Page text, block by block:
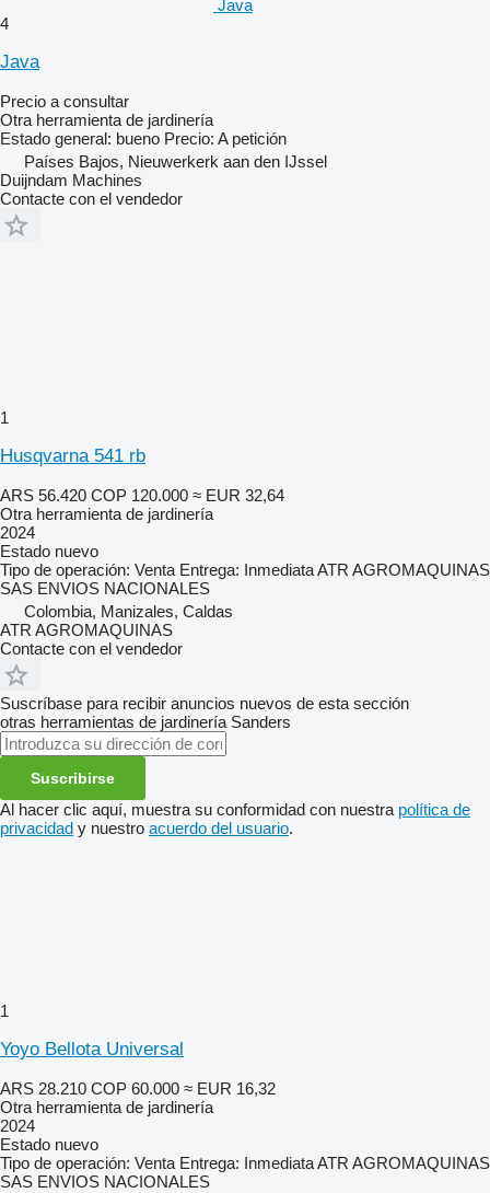
Java
4
Java
Precio a consultar
Otra herramienta de jardinería
Estado general: bueno Precio: A petición
Países Bajos, Nieuwerkerk aan den IJssel
Duijndam Machines
Contacte con el vendedor
1
Husqvarna 541 rb
ARS 56.420 COP 120.000 ≈ EUR 32,64
Otra herramienta de jardinería
2024
Estado nuevo
Tipo de operación: Venta Entrega: Inmediata ATR AGROMAQUINAS
SAS ENVIOS NACIONALES
Colombia, Manizales, Caldas
ATR AGROMAQUINAS
Contacte con el vendedor
Suscríbase para recibir anuncios nuevos de esta sección
otras herramientas de jardinería Sanders
Suscribirse
Al hacer clic aquí, muestra su conformidad con nuestra política de
privacidad y nuestro acuerdo del usuario.
1
Yoyo Bellota Universal
ARS 28.210 COP 60.000 ≈ EUR 16,32
Otra herramienta de jardinería
2024
Estado nuevo
Tipo de operación: Venta Entrega: Inmediata ATR AGROMAQUINAS
SAS ENVIOS NACIONALES